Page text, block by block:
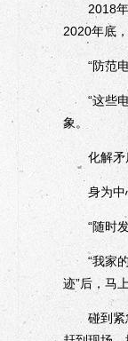
2018年，
2020年底
“防范电
“这些电
象。
化解矛
身为中心
“随时发
“我家的
迹”后，马
碰到紧急